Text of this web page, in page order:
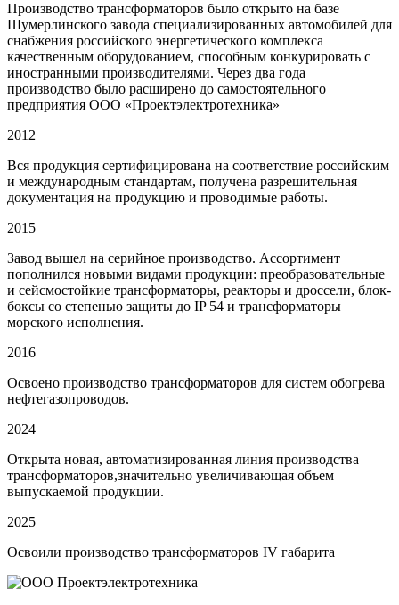
Производство трансформаторов было открыто на базе
Шумерлинского завода специализированных автомобилей для
снабжения российского энергетического комплекса
качественным оборудованием, способным конкурировать с
иностранными производителями. Через два года
производство было расширено до самостоятельного
предприятия ООО «Проектэлектротехника»
2012
Вся продукция сертифицирована на соответствие российским
и международным стандартам, получена разрешительная
документация на продукцию и проводимые работы.
2015
Завод вышел на серийное производство. Ассортимент
пополнился новыми видами продукции: преобразовательные
и сейсмостойкие трансформаторы, реакторы и дроссели, блок-
боксы со степенью защиты до IP 54 и трансформаторы
морского исполнения.
2016
Освоено производство трансформаторов для систем обогрева
нефтегазопроводов.
2024
Открыта новая, автоматизированная линия производства
трансформаторов,значительно увеличивающая объем
выпускаемой продукции.
2025
Освоили производство трансформаторов IV габарита